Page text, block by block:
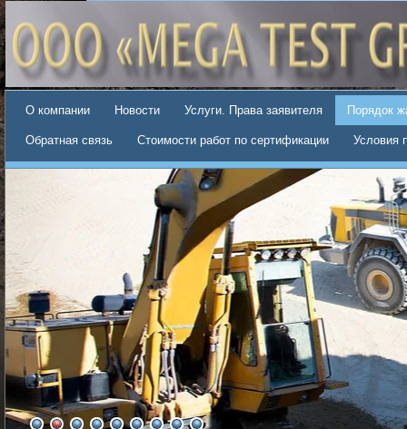
О компании Новости Услуги. Права заявителя Порядок
Обратная связь Стоимости работ по сертификации Условия